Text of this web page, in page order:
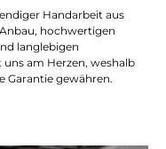
Handarbeit aus
hochwertigen
langlebigen
am Herzen, weshalb
Garantie gewähren.